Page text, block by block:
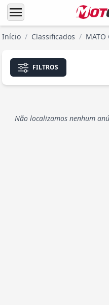
menu
Início / Classificados / MATO
FILTROS
Não localizamos nenhum